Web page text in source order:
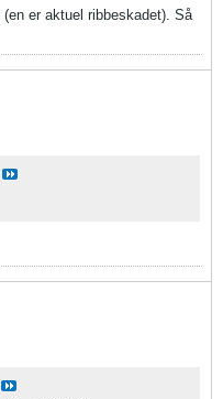
er aktuel ribbeskadet). Så